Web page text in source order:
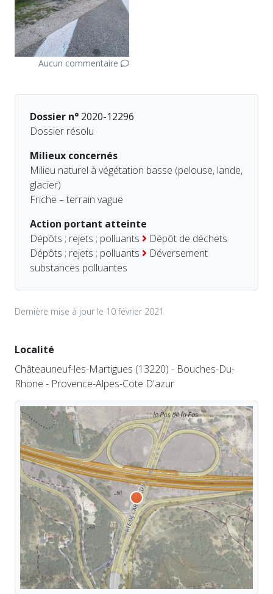
Aucun commentaire
Dossier n° 2020-12296
Dossier résolu
Milieux concernés
Milieu naturel à végétation basse (pelouse, lande,
glacier)
Friche – terrain vague
Action portant atteinte
Dépôts ; rejets ; polluants
Dépôt de déchets
Dépôts ; rejets ; polluants
Déversement
substances polluantes
Dernière mise à jour le 10 février 2021
Localité
Châteauneuf-les-Martigues (13220) - Bouches-Du-
Rhone - Provence-Alpes-Cote D'azur